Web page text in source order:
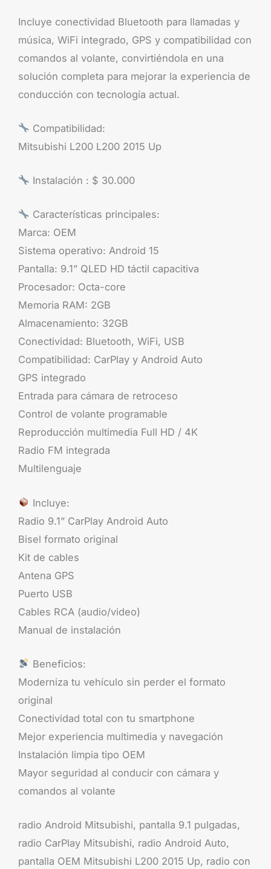
Incluye conectividad Bluetooth para llamadas y
música, WiFi integrado, GPS y compatibilidad con
comandos al volante, convirtiéndola en una
solución completa para mejorar la experiencia de
conducción con tecnología actual.
Compatibilidad:
Mitsubishi L200 L200 2015 Up
Instalación : $ 30.000
Características principales:
Marca: OEM
Sistema operativo: Android 15
Pantalla: 9.1” QLED HD táctil capacitiva
Procesador: Octa-core
Memoria RAM: 2GB
Almacenamiento: 32GB
Conectividad: Bluetooth, WiFi, USB
Compatibilidad: CarPlay y Android Auto
GPS integrado
Entrada para cámara de retroceso
Control de volante programable
Reproducción multimedia Full HD / 4K
Radio FM integrada
Multilenguaje
Incluye:
Radio 9.1” CarPlay Android Auto
Bisel formato original
Kit de cables
Antena GPS
Puerto USB
Cables RCA (audio/video)
Manual de instalación
Beneficios:
Moderniza tu vehículo sin perder el formato
original
Conectividad total con tu smartphone
Mejor experiencia multimedia y navegación
Instalación limpia tipo OEM
Mayor seguridad al conducir con cámara y
comandos al volante
radio Android Mitsubishi, pantalla 9.1 pulgadas,
radio CarPlay Mitsubishi, radio Android Auto,
pantalla OEM Mitsubishi L200 2015 Up, radio con